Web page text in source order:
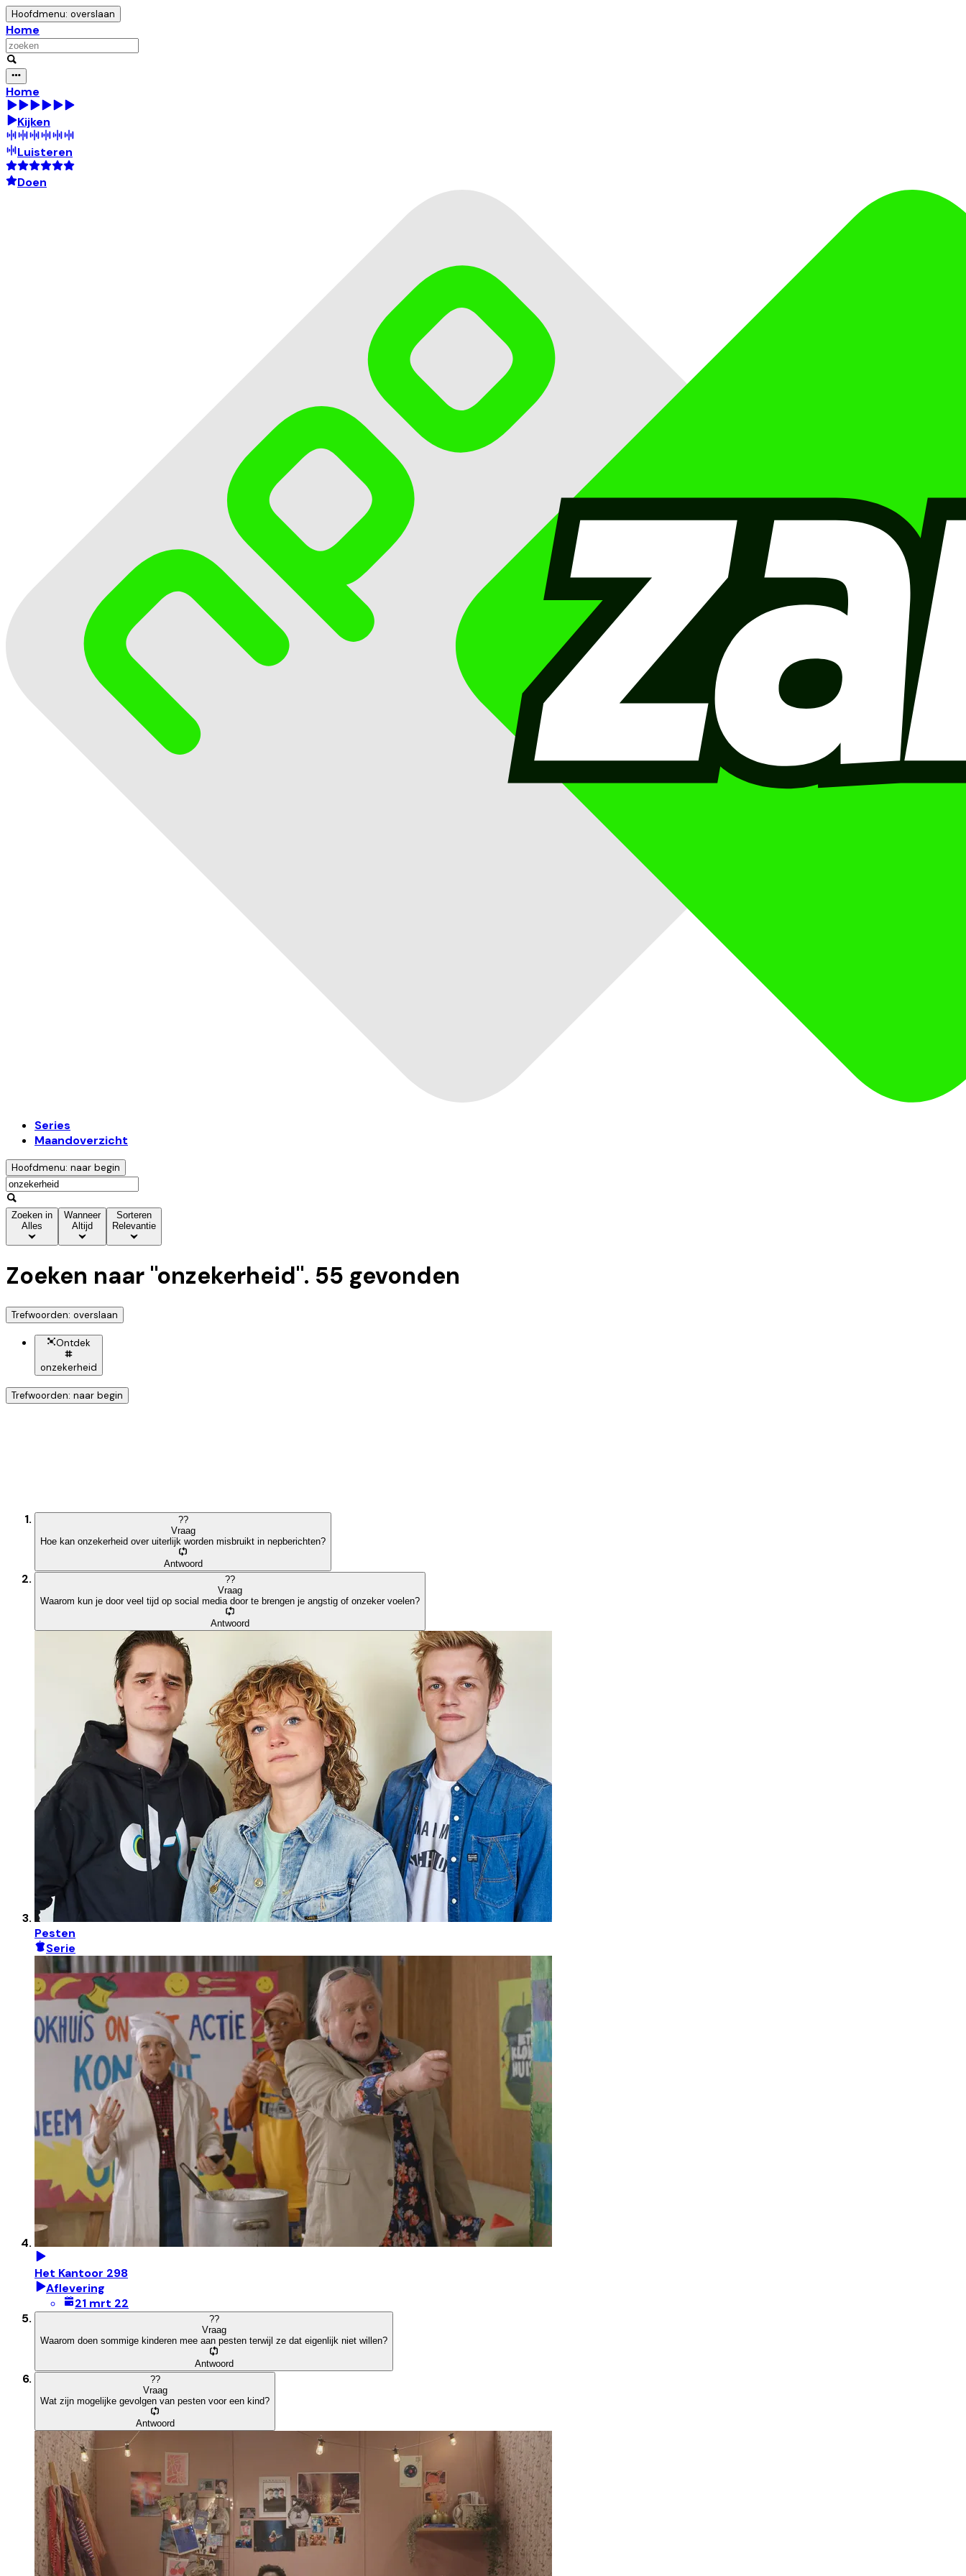
Hoofdmenu: overslaan
Home
Home
Kijken
Luisteren
Doen
Series
Maandoverzicht
Hoofdmenu: naar begin
Zoeken in
Alles
Wanneer
Altijd
Sorteren
Relevantie
Zoeken naar "onzekerheid". 55 gevonden
Trefwoorden: overslaan
Ontdek
onzekerheid
Trefwoorden: naar begin
??
Vraag
Hoe kan onzekerheid over uiterlijk worden misbruikt in nepberichten?
Antwoord
??
Vraag
Waarom kun je door veel tijd op social media door te brengen je angstig of onzeker voelen?
Antwoord
Pesten
Serie
Het Kantoor 298
Aflevering
21 mrt 22
??
Vraag
Waarom doen sommige kinderen mee aan pesten terwijl ze dat eigenlijk niet willen?
Antwoord
??
Vraag
Wat zijn mogelijke gevolgen van pesten voor een kind?
Antwoord